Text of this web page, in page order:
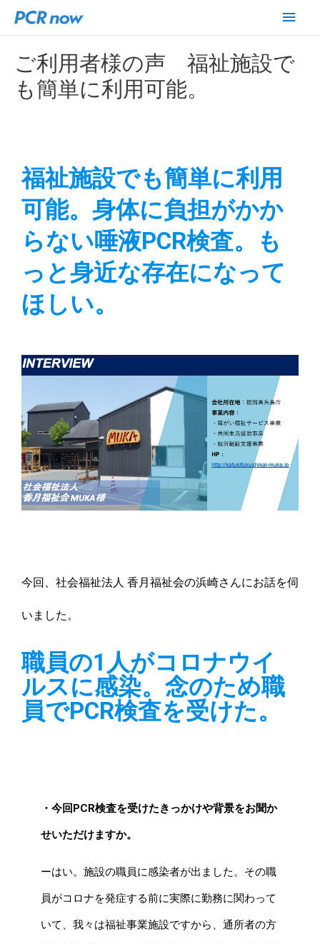
ご利用者様の声 福祉施設で
も簡単に利用可能。
福祉施設でも簡単に利用
可能。 身体に負担がかか
らない唾液PCR検査。
も
っと身近な存在になって
ほしい。
今回、社会福祉法人 香月福祉会の浜崎さんにお話を伺
いました。
職員の1人がコロナウイ
ルスに感染。 念のため職
員でPCR検査を受けた。
・今回PCR検査を受けたきっかけや背景をお聞か
せいただけますか。
ーはい。施設の職員に感染者が出ました。その職
員がコロナを発症する前に実際に勤務に関わって
いて、我々は福祉事業施設ですから、通所者の方